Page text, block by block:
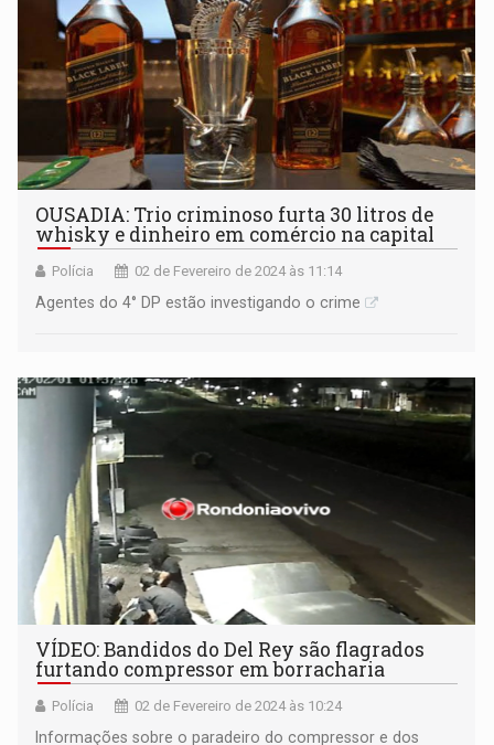
OUSADIA: Trio criminoso furta 30 litros de
whisky e dinheiro em comércio na capital
Polícia 02 de Fevereiro de 2024 às 11:14
Agentes do 4° DP estão investigando o crime
VÍDEO: Bandidos do Del Rey são flagrados
furtando compressor em borracharia
Polícia 02 de Fevereiro de 2024 às 10:24
Informações sobre o paradeiro do compressor e dos